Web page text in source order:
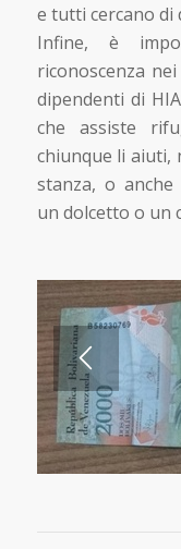
e tutti cercano di
Infine, è
riconoscenza
dipendenti di
che assiste
chiunque li aiuti,
stanza, o
un dolcetto o un